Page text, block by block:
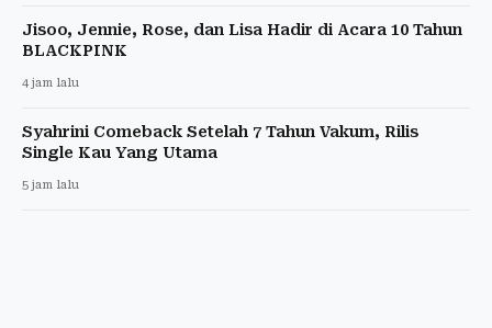
Jisoo, Jennie, Rose, dan Lisa Hadir di Acara 10 Tahun
BLACKPINK
4 jam lalu
Syahrini Comeback Setelah 7 Tahun Vakum, Rilis
Single Kau Yang Utama
5 jam lalu